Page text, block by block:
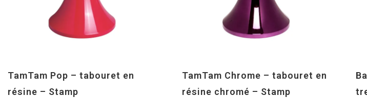
TamTam Pop – tabouret en
résine – Stamp
TamTam Chrome – tabouret en
résine chromé – Stamp